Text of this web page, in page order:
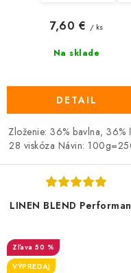
Na sklade
7,60 € / ks
DETAIL
Zloženie: 36% bavlna, 36%
28 viskóza Návin:
LINEN BLEND
50 %
VÝPREDAJ